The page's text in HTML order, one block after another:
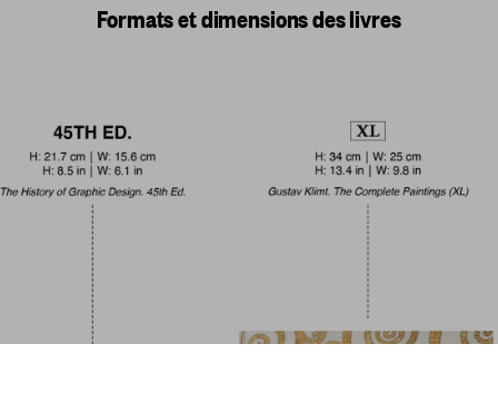
Formats et dimensions des livres